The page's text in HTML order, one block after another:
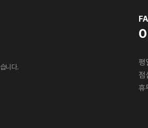
니다.
평
점
휴